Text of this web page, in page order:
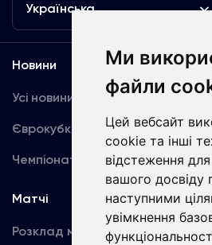
Ми
файли
Цей вебсайт
cookie та інші
відстеження
вашого досвіду
наступними
увімкнення
Українська
Новини
Усі новини
Єврокубки
Чемпіонат України
Матчі
Розклад матчів